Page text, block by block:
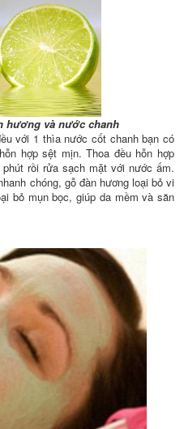
hương và nước chanh
với 1 thìa nước cốt chanh bạn có
hợp sệt mịn. Thoa đều hỗn hợp
rồi rửa sạch mặt với nước ấm.
chóng, gỗ đàn hương loại bỏ vi
bỏ mụn bọc, giúp da mềm và săn